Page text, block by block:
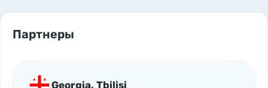
Партнеры
Georgia, Tbilisi